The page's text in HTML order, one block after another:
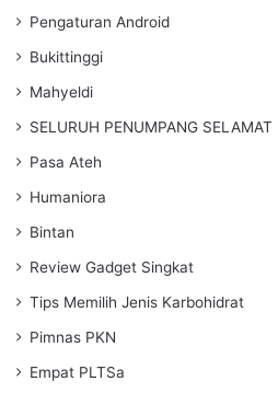
Pengaturan Android
Bukittinggi
Mahyeldi
SELURUH PENUMPANG SELAMAT
Pasa Ateh
Humaniora
Bintan
Review Gadget Singkat
Tips Memilih Jenis Karbohidrat
Pimnas PKN
Empat PLTSa